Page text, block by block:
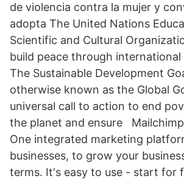
de violencia contra la mujer y
adopta The United Nations
Scientific and Cultural
build peace through
The Sustainable Development
otherwise known as the Global
universal call to action to end
the planet and ensure
One integrated marketing
businesses, to grow your
terms. It's easy to use - start for